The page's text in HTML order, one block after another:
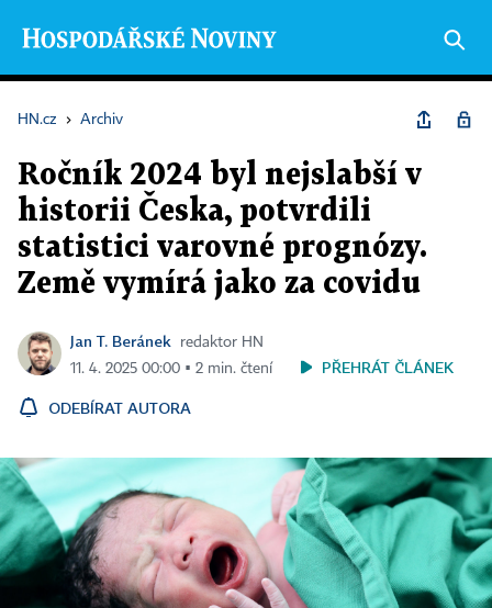
HN.cz › Archiv
Ročník 2024 byl nejslabší v
historii Česka, potvrdili
statistici varovné prognózy.
Země vymírá jako za covidu
Jan T. Beránek
redaktor HN
11. 4. 2025 00:00 ▪ 2 min. čtení
PŘEHRÁT ČLÁNEK
ODEBÍRAT AUTORA